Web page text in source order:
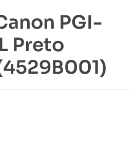
PGI-
Preto